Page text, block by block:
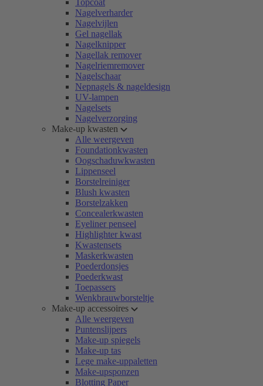
Topcoat
Nagelverharder
Nagelvijlen
Gel nagellak
Nagelknipper
Nagellak remover
Nagelriemremover
Nagelschaar
Nepnagels & nageldesign
UV-lampen
Nagelsets
Nagelverzorging
Make-up kwasten
Alle weergeven
Foundationkwasten
Oogschaduwkwasten
Lippenseel
Borstelreiniger
Blush kwasten
Borstelzakken
Concealerkwasten
Eyeliner penseel
Highlighter kwast
Kwastensets
Maskerkwasten
Poederdonsjes
Poederkwast
Toepassers
Wenkbrauwborsteltje
Make-up accessoires
Alle weergeven
Puntenslijpers
Make-up spiegels
Make-up tas
Lege make-uppaletten
Make-upsponzen
Blotting Paper